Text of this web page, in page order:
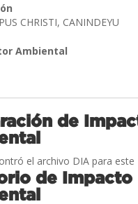
CHRISTI, CANINDEYU
Ambiental
de
el archivo DIA para este
de Impacto